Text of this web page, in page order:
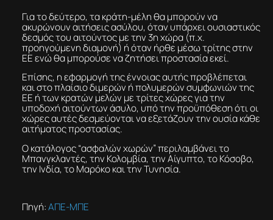
Για το δεύτερο, τα κράτη-μέλη θα μπορούν να
ακυρώνουν αιτήσεις ασύλου, όταν υπάρχει ουσιαστικός
δεσμός του αιτούντος με την 3η χώρα (π.χ.
προηγούμενη διαμονή) ή όταν ήρθε μέσω τρίτης στην
ΕΕ ενώ θα μπορούσε να ζητήσει προστασία εκεί.
Επίσης, η εφαρμογή της έννοιας αυτής προβλέπεται
και στο πλαίσιο διμερών ή πολυμερών συμφωνιών της
ΕΕ ή των κρατών μελών με τρίτες χώρες για την
υποδοχή αιτούντων άσυλο, υπό την προϋπόθεση ότι οι
χώρες αυτές δεσμεύονται να εξετάζουν την ουσία κάθε
αιτήματος προστασίας.
Ο κατάλογος “ασφαλών χωρών” περιλαμβάνει το
Μπανγκλαντές, την Κολομβία, την Αίγυπτο, το Κόσοβο,
την Ινδία, το Μαρόκο και την Τυνησία.
Πηγή:ΑΠΕ-ΜΠΕ